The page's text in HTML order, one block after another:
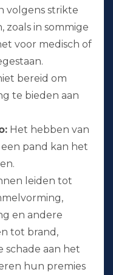
volgens strikte
in sommige
voor medisch of
bereid om
te bieden aan
Het hebben van
pand kan het
leiden tot
en andere
tot brand,
schade aan het
hun premies